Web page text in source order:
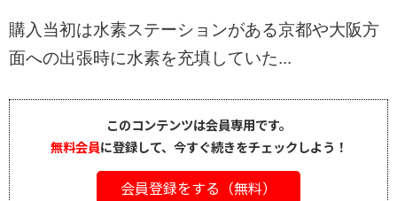
購入当初は水素ステーションがある京都や大阪方
面への出張時に水素を充填していた...
このコンテンツは会員専用です。
無料会員に登録して、今すぐ続きをチェックしよう！
会員登録をする（無料）